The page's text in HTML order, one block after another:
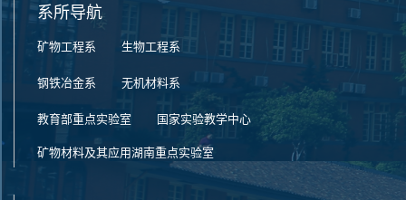
系所导航
矿物工程系 生物工程系
钢铁冶金系 无机材料系
教育部重点实验室 国家实验教学中心
矿物材料及其应用湖南重点实验室